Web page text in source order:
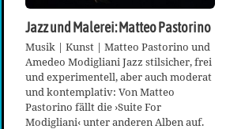
Jazz und Malerei: Matteo Pastorino
Musik | Kunst | Matteo Pastorino und
Amedeo Modigliani Jazz stilsicher, frei
und experimentell, aber auch moderat
und kontemplativ: Von Matteo
Pastorino fällt die ›Suite For
Modigliani‹ unter anderen Alben auf.